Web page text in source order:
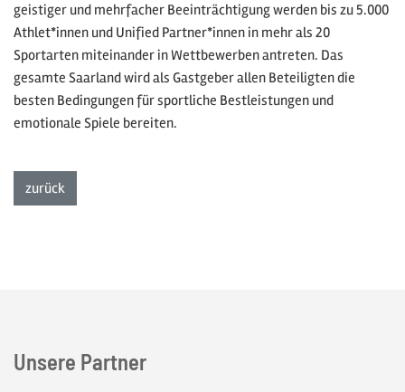
geistiger und mehrfacher Beeinträchtigung werden bis zu 5.000
Athlet*innen und Unified Partner*innen in mehr als 20
Sportarten miteinander in Wettbewerben antreten. Das
gesamte Saarland wird als Gastgeber allen Beteiligten die
besten Bedingungen für sportliche Bestleistungen und
emotionale Spiele bereiten.
zurückzur Listenansicht
Unsere Partner